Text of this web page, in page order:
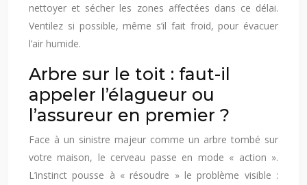
nettoyer et sécher les zones affectées dans ce délai.
Ventilez si possible, même s’il fait froid, pour évacuer
l’air humide.
Arbre sur le toit : faut-il
appeler l’élagueur ou
l’assureur en premier ?
Face à un sinistre majeur comme un arbre tombé sur
votre maison, le cerveau passe en mode « action ».
L’instinct pousse à « résoudre » le problème visible :